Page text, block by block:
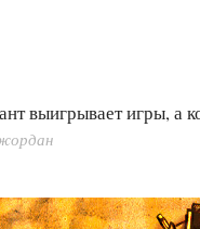
выигрывает игры, а